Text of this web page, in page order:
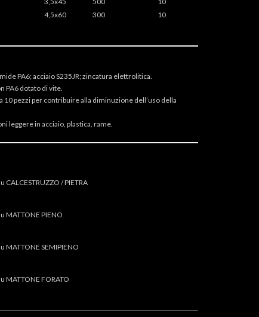
4,5x60 300 10
PA6; acciaio S235JR; zincatura elettrolitica.
PA6 dotato di vite.
10 pezzi per contribuire alla diminuzione dell’uso della
leggere in acciaio, plastica, rame.
CALCESTRUZZO / PIETRA
MATTONE PIENO
MATTONE SEMIPIENO
MATTONE FORATO